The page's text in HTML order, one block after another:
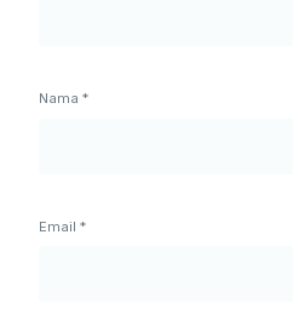
Nama*
Email*